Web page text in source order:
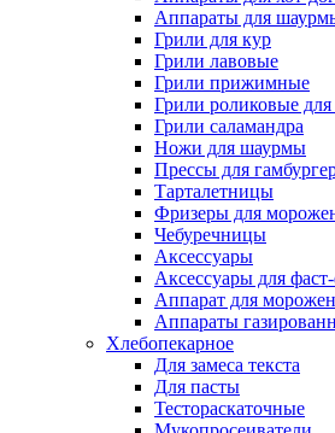
Аппараты для
Грили для кур
Грили лавовые
Грили прижимные
Грили роликовые для
Грили саламандра
Ножи для шаурмы
Прессы для
Тарталетницы
Фризеры для
Чебуречницы
Аксессуары
Аксессуары для
Аппарат для
Аппараты
Хлебопекарное
Для замеса текста
Для пасты
Тестораскаточные